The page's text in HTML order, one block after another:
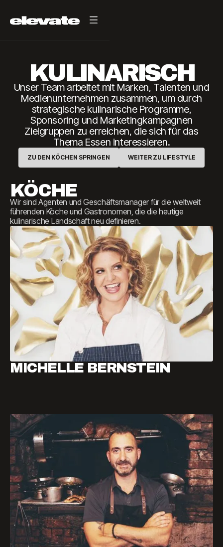
KULINARISCH
Unser Team arbeitet mit Marken, Talenten und
Medienunternehmen zusammen, um durch
strategische kulinarische Programme,
Sponsoring und Marketingkampagnen
Zielgruppen zu erreichen, die sich für das
Thema Essen interessieren.
ZU DEN KÖCHEN SPRINGEN WEITER ZU LIFESTYLE
KÖCHE
Wir sind Agenten und Geschäftsmanager für die weltweit
führenden Köche und Gastronomen, die die heutige
kulinarische Landschaft neu definieren.
MICHELLE BERNSTEIN